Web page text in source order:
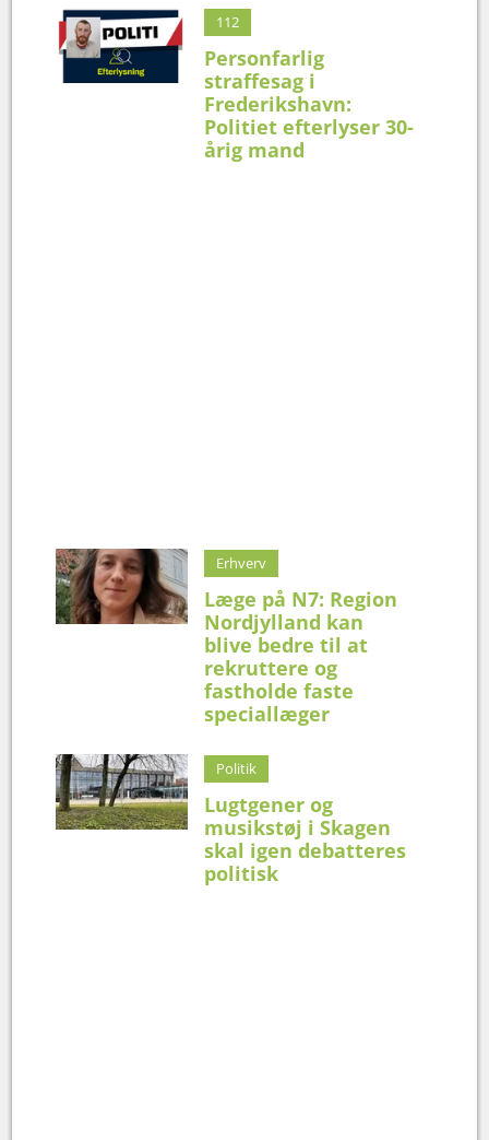
112
Personfarlig
straffesag i
Frederikshavn:
Politiet efterlyser 30-
årig mand
Erhverv
Læge på N7: Region
Nordjylland kan
blive bedre til at
rekruttere og
fastholde faste
speciallæger
Politik
Lugtgener og
musikstøj i Skagen
skal igen debatteres
politisk